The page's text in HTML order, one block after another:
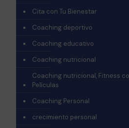
Cita con Tu Bienestar
Coaching deportivo
Coaching educativo
Coaching nutricional
Coaching nutricional, Fitness
Películas
Coaching Personal
crecimiento personal